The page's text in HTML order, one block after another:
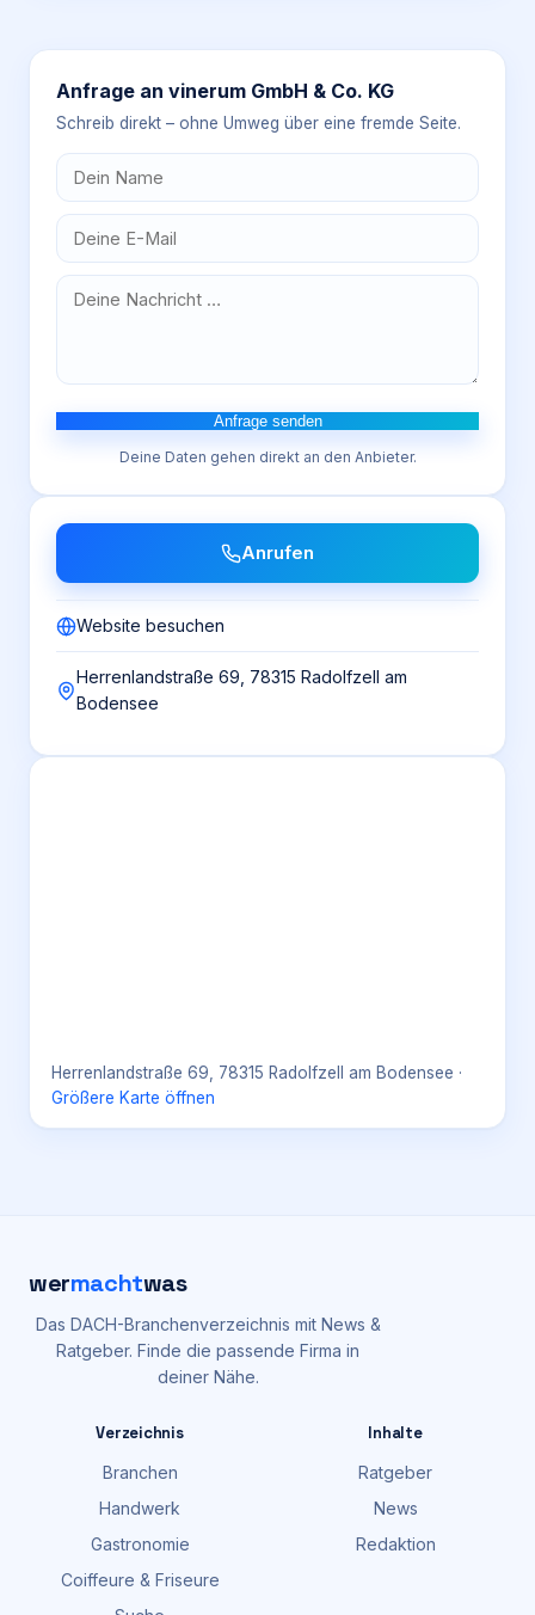
Anfrage an vinerum GmbH & Co. KG
Schreib direkt – ohne Umweg über eine fremde Seite.
Anfrage senden
Deine Daten gehen direkt an den Anbieter.
Anrufen
Website besuchen
Herrenlandstraße 69, 78315 Radolfzell am
Bodensee
Herrenlandstraße 69, 78315 Radolfzell am Bodensee ·
Größere Karte öffnen
wermachtwas
Das DACH-Branchenverzeichnis mit News &
Ratgeber. Finde die passende Firma in
deiner Nähe.
Verzeichnis
Branchen
Handwerk
Gastronomie
Coiffeure & Friseure
Inhalte
Ratgeber
News
Redaktion